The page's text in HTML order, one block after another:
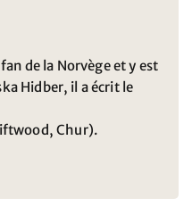
de la Norvège et y est
Hidber, il a écrit le
Chur).